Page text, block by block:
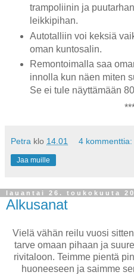
trampoliinin ja
leikkipihan.
Autotalliin voi keksiä
oman kuntosalin.
Remontoimalla saa
innolla kun näen miten
Se ei tule näyttämään
Petra klo 14.01 4 kommenttia:
Jaa muille
lauantai 26. toukokuuta
Alkusanat
Vielä vähän reilu vuosi
tarve omaan pihaan ja
rivitaloon. Teimme pientä
huoneeseen ja saimme